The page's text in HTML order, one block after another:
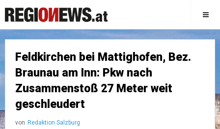
Feldkirchen bei Mattighofen, Bez.
Braunau am Inn: Pkw nach
Zusammenstoß 27 Meter weit
geschleudert
von Redaktion Salzburg